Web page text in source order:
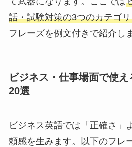
話・試験対策の3つのカテゴリ
フレーズを例文付きで紹介し
ビジネス・仕事場面で使
20選
ビジネス英語では「正確さ」
頼感を生みます。以下のフレ